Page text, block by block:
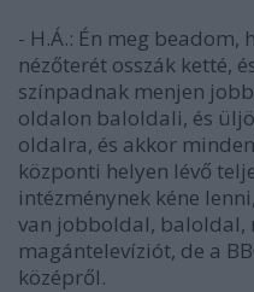
- H.Á.: Én meg beadom,
nézőterét osszák ketté,
színpadnak menjen
oldalon baloldali, és
oldalra, és akkor
központi helyen lévő
intézménynek kéne
van jobboldal, baloldal,
magántelevíziót, de a
középről.